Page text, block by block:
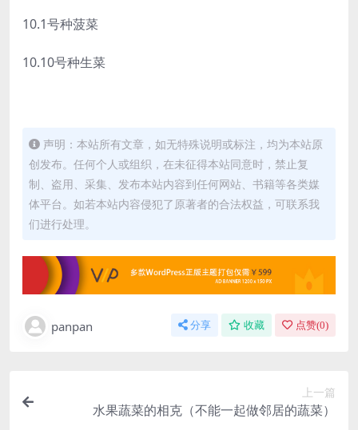
10.1号种菠菜
10.10号种生菜
声明：本站所有文章，如无特殊说明或标注，均为本站原
创发布。任何个人或组织，在未征得本站同意时，禁止复
制、盗用、采集、发布本站内容到任何网站、书籍等各类媒
体平台。如若本站内容侵犯了原著者的合法权益，可联系我
们进行处理。
panpan 分享 收藏 点赞(0)
上一篇
水果蔬菜的相克（不能一起做邻居的蔬菜）